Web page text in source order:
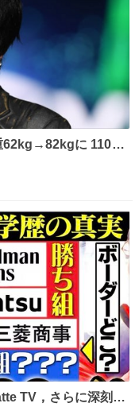
62kg→82kgに 110kg
本、パスタと毎日4
したという。
TV，さらに深刻な